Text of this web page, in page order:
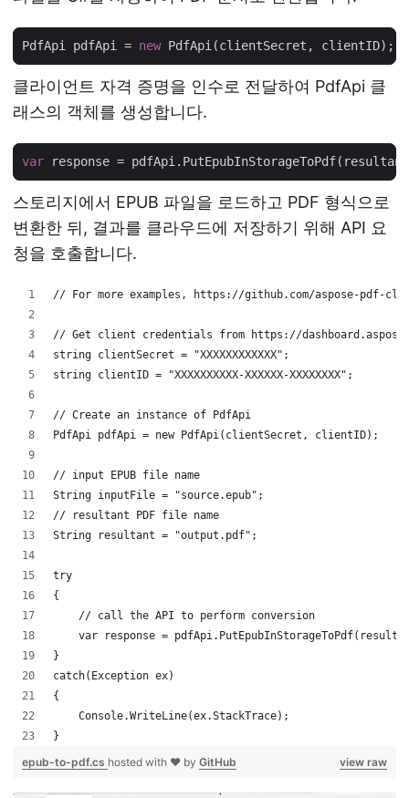
PdfApi pdfApi = new
클라이언트 자격 증명을 인수로 전달하여 PdfApi 클
래스의 객체를 생성합니다.
var
스토리지에서 EPUB 파일을 로드하고 PDF 형식으로
변환한 뒤, 결과를 클라우드에 저장하기 위해 API 요
청을 호출합니다.
// For more examples, https://github.com/aspose-pdf-
// Get client credentials from https://
string clientSecret = "XXXXXXXXXXXX";
string clientID = "XXXXXXXXXX-XXXXXX-XXXXXXXX";
// Create an instance of PdfApi
PdfApi pdfApi = new PdfApi(clientSecret, clientID);
// input EPUB file name
String inputFile = "source.epub";
// resultant PDF file name
String resultant = "output.pdf";
try
{
    // call the API to perform conversion
var response =
}
catch(Exception ex)
{
    Console.WriteLine(ex.StackTrace);
}
view raw
epub-to-pdf.cs hosted with ❤ by GitHub